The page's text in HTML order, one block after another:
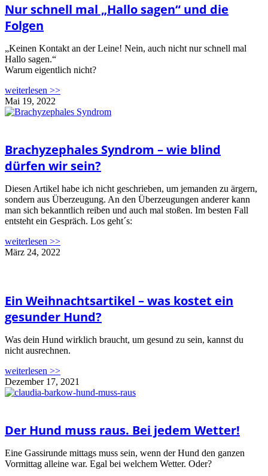
Nur schnell mal „Hallo sagen“ und die
Folgen
„Keinen Kontakt an der Leine! Nein, auch nicht nur schnell mal
Hallo sagen.“
Warum eigentlich nicht?
weiterlesen >>
Mai 19, 2022
Brachyzephales Syndrom – wie blind
dürfen wir sein?
Diesen Artikel habe ich nicht geschrieben, um jemanden zu ärgern,
sondern aus Überzeugung. An den Überzeugungen anderer kann
man sich bekanntlich reiben und auch mal stoßen. Im besten Fall
entsteht ein Gespräch. Los geht´s:
weiterlesen >>
März 24, 2022
Ein Weihnachtsartikel – was kostet ein
gesunder Hund?
Was dein Hund wirklich braucht, um gesund zu sein, kannst du
nicht ausrechnen.
weiterlesen >>
Dezember 17, 2021
Der Hund muss raus. Bei jedem Wetter!
Eine Gassirunde mittags muss sein, wenn der Hund den ganzen
Vormittag alleine war. Egal bei welchem Wetter. Oder?